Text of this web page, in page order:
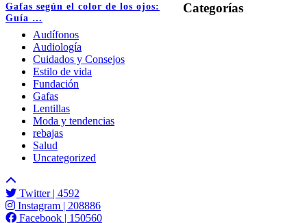
Gafas según el color de los ojos:
Guía …
Categorías
Audífonos
Audiología
Cuidados y Consejos
Estilo de vida
Fundación
Gafas
Lentillas
Moda y tendencias
rebajas
Salud
Uncategorized
Twitter| 4592
Instagram | 208886
Facebook | 150560